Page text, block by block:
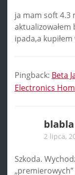
ja mam soft 4.3
ipada,a
Pingback: Beta
Electronics
blabla
2 lipca,
Szkoda.